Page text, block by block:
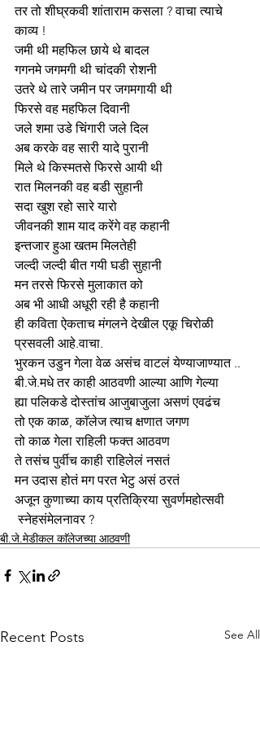
तर तो शीघ्रकवी शांताराम कसला ? वाचा त्याचे
काव्य !
जमी थी महफिल छाये थे बादल
गगनमे जगमगी थी चांदकी रोशनी
उतरे थे तारे जमीन पर जगमगायी थी
फिरसे वह महफिल दिवानी
जले शमा उडे चिंगारी जले दिल
अब करके वह सारी यादे पुरानी
मिले थे किस्मतसे फिरसे आयी थी
रात मिलनकी वह बडी सुहानी
सदा खुश रहो सारे यारो
जीवनकी शाम याद करेंगे वह कहानी
इन्तजार हुआ खतम मिलतेही
जल्दी जल्दी बीत गयी घडी सुहानी
मन तरसे फिरसे मुलाकात को
अब भी आधी अधूरी रही है कहानी
ही कविता ऐकताच मंगलने देखील एकू चिरोळी
प्रसवली आहे.वाचा.
भुरकन उडुन गेला वेळ असंच वाटलं येण्याजाण्यात ..
बी.जे.मधे तर काही आठवणी आल्या आणि गेल्या
ह्या पलिकडे दोस्तांच आजुबाजुला असणं एवढंच
तो एक काळ, काॅलेज त्याच क्षणात जगण
तो काळ गेला राहिली फक्त आठवण
ते तसंच पुर्वीच काही राहिलेलं नसतं
मन उदास होतं मग परत भेटु असं ठरतं
अजून कुणाच्या काय प्रतिक्रिया सुवर्णमहोत्सवी
स्नेहसंमेलनावर ?
बी.जे.मेडीकल काॅलेजच्या आठवणी
Recent Posts See All